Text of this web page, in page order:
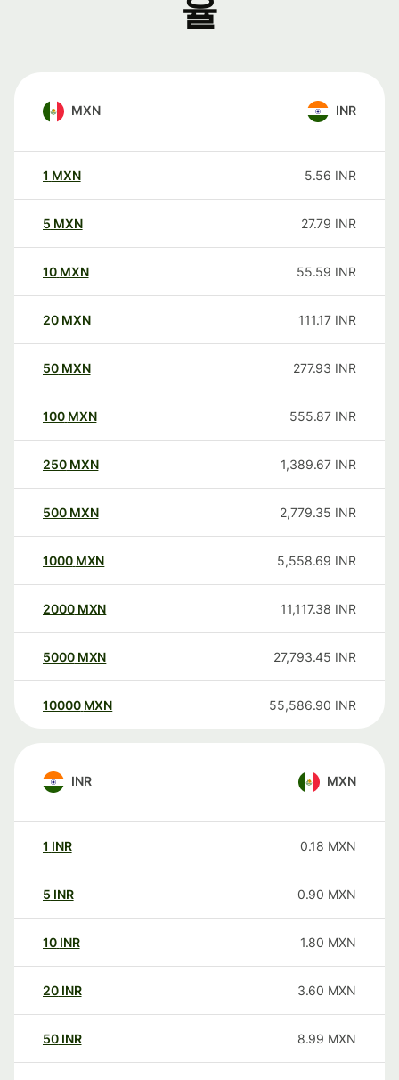
율
MXN INR
1 MXN 5.56 INR
5 MXN 27.79 INR
10 MXN 55.59 INR
20 MXN 111.17 INR
50 MXN 277.93 INR
100 MXN 555.87 INR
250 MXN 1,389.67 INR
500 MXN 2,779.35 INR
1000 MXN 5,558.69 INR
2000 MXN 11,117.38 INR
5000 MXN 27,793.45 INR
10000 MXN 55,586.90 INR
INR MXN
1 INR 0.18 MXN
5 INR 0.90 MXN
10 INR 1.80 MXN
20 INR 3.60 MXN
50 INR 8.99 MXN